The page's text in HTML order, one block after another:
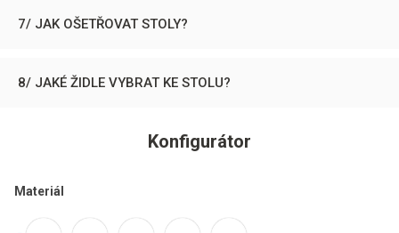
7/ JAK OŠETŘOVAT STOLY?
8/ JAKÉ ŽIDLE VYBRAT KE STOLU?
Konfigurátor
Materiál